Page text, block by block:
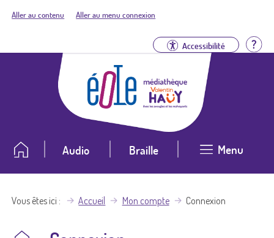
Aller au contenu Aller au menu connexion
Accessibilité
Audio Braille Menu
Vous êtes ici Accueil Mon compte Connexion